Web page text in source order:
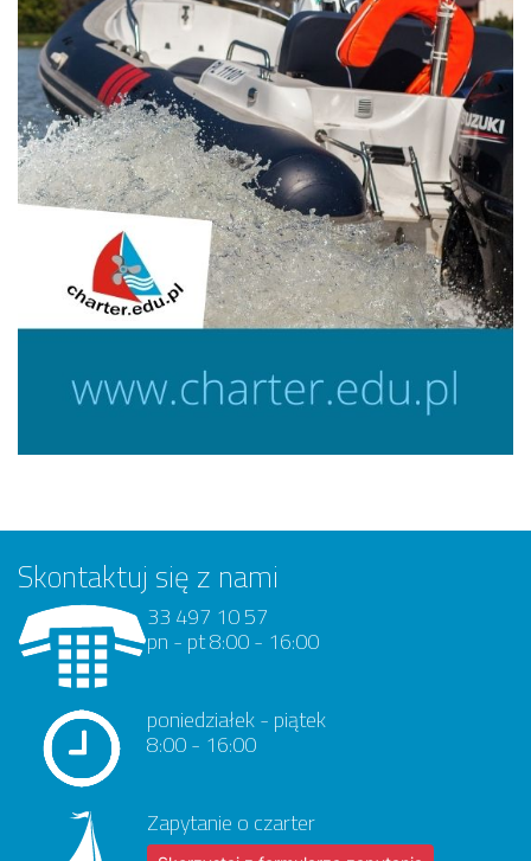
Skontaktuj się z nami
33 497 10 57
pn - pt 8:00 - 16:00
poniedziałek - piątek
8:00 - 16:00
Zapytanie o czarter